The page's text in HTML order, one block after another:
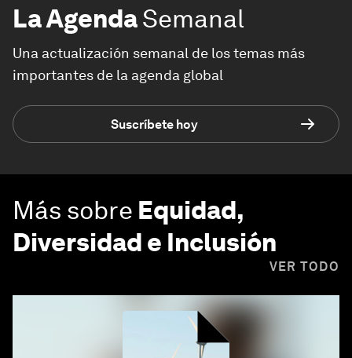
La AgendaSemanal
Una actualización semanal de los temas más
importantes de la agenda global
Suscríbete hoy
Más sobre Equidad,
Diversidad e Inclusión
VER TODO